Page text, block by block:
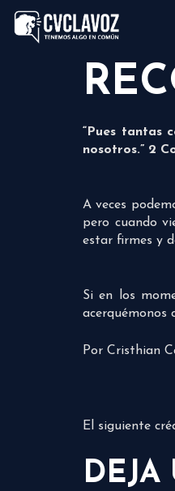
“Pues tantas
nosotros.” 2
A veces
pero cuando
estar firmes y
Si en los
acerquémonos
Por Cristhian
El siguiente